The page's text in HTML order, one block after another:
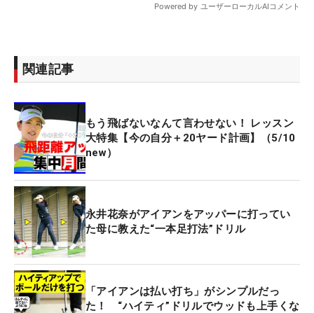
関連記事
もう飛ばないなんて言わせない！ レッスン
大特集【今の自分＋20ヤード計画】（5/10
new）
永井花奈がアイアンをアッパーに打ってい
た母に教えた“一本足打法”ドリル
「アイアンは払い打ち」がシンプルだっ
た！ “ハイティ”ドリルでウッドも上手くな